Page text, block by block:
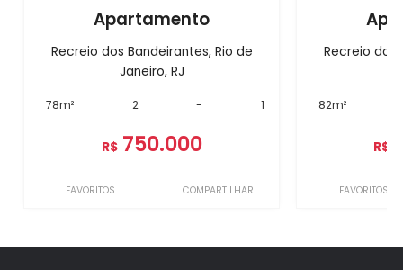
Apartamento
Recreio dos Bandeirantes, Rio de
Janeiro, RJ
78m² 2 - 1
R$ 750.000
FAVORITOS COMPARTILHAR
Recreio dos
82m²
R$
FAVORITOS